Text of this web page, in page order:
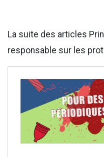
La suite des articles
responsable sur les